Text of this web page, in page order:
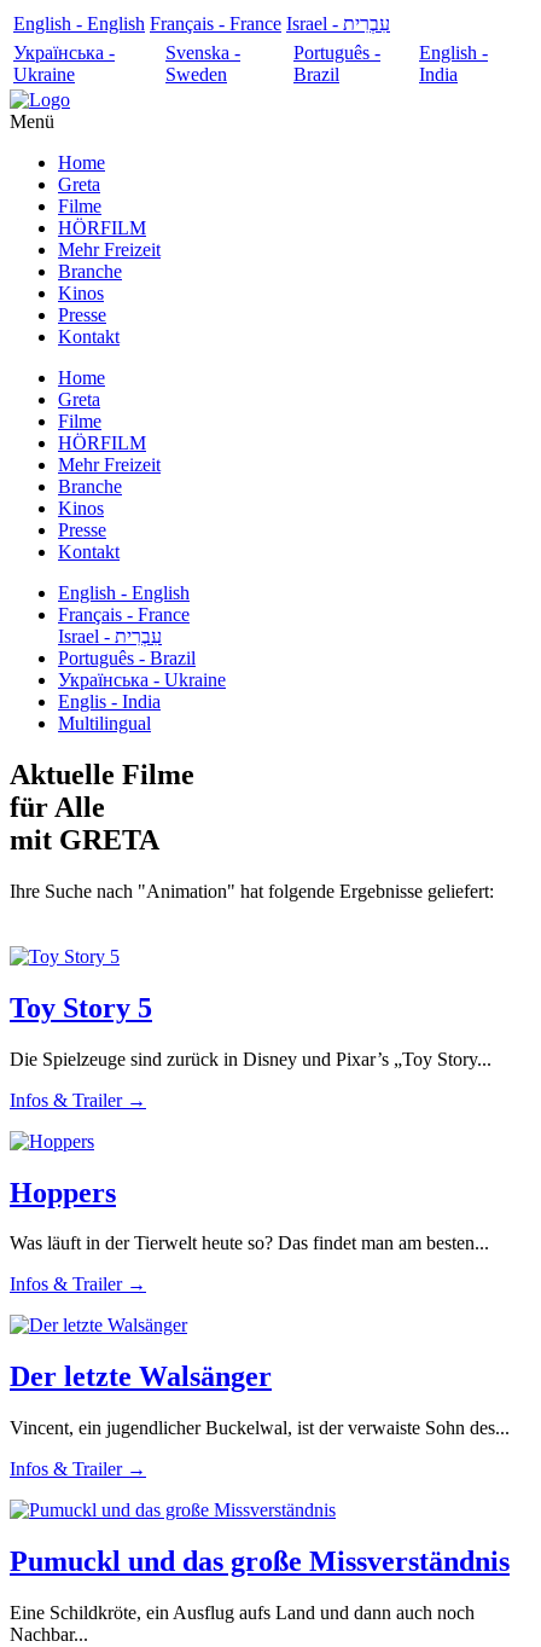
English - English Français - France
עִבְרִית - Israel
Українська -
Ukraine
Svenska -
Sweden
Português -
Brazil
English -
India
Menü
Home
Greta
Filme
HÖRFILM
Mehr Freizeit
Branche
Kinos
Presse
Kontakt
Home
Greta
Filme
HÖRFILM
Mehr Freizeit
Branche
Kinos
Presse
Kontakt
English - English
Français - France
עִבְרִית - Israel
Português - Brazil
Українська - Ukraine
Englis - India
Multilingual
Aktuelle Filme
für Alle
mit GRETA
Ihre Suche nach "Animation" hat folgende Ergebnisse geliefert:
Toy Story 5
Die Spielzeuge sind zurück in Disney und Pixar’s „Toy Story...
Infos & Trailer →
Hoppers
Was läuft in der Tierwelt heute so? Das findet man am besten...
Infos & Trailer →
Der letzte Walsänger
Vincent, ein jugendlicher Buckelwal, ist der verwaiste Sohn des...
Infos & Trailer →
Pumuckl und das große Missverständnis
Eine Schildkröte, ein Ausflug aufs Land und dann auch noch
Nachbar...